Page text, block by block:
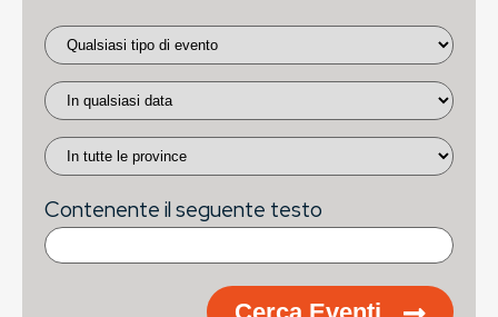
Contenente il seguente testo